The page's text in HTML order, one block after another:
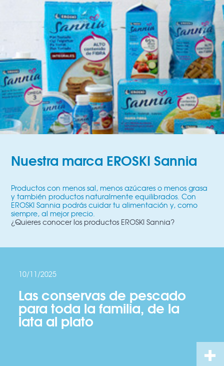
Nuestra marca EROSKI Sannia
Productos con menos sal, menos azúcares o menos grasa
y también productos naturalmente equilibrados. Con
EROSKI Sannia podrás cuidar tu alimentación y, como
siempre, al mejor precio.
¿Quieres conocer los productos EROSKI Sannia?
10/11/2025
Las conservas de pescado
para toda la familia, de la
lata al plato